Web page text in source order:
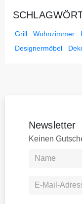
Grill Wohnzimmer
Designermöbel
Newsletter
Keinen